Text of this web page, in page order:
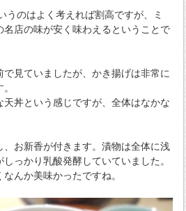
うのはよく考えれば割高ですが、ミ
名店の味が安く味わえるということで
見ていましたが、かき揚げは非常に
丼という感じですが、全体はなかな
、お新香が付きます。漬物は全体に浅
っかり乳酸発酵していていました。
んか美味かったですね。